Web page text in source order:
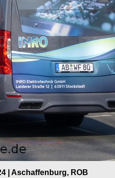
| Aschaffenburg, ROB